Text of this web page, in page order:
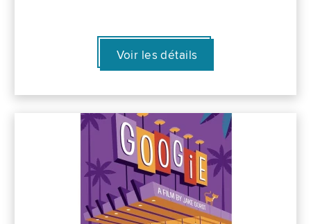
Voir les détails